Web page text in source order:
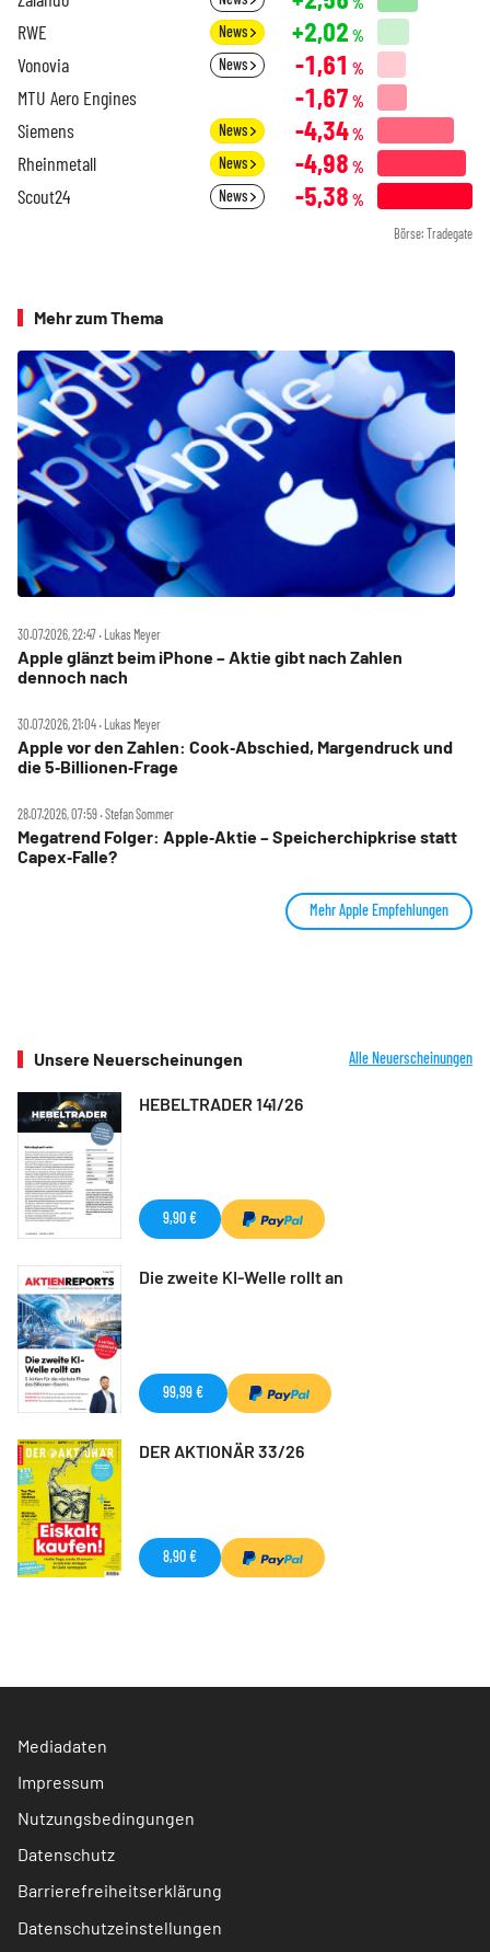
RWE News +2,02 %
Vonovia News -1,61 %
MTU Aero Engines -1,67 %
Siemens News -4,34%
Rheinmetall News -4,98 %
Scout24 News -5,38 %
Börse: Tradegate
Mehr zum Thema
30.07.2026, 22:47 ‧ Lukas Meyer
Apple glänzt beim iPhone – Aktie gibt nach Zahlen
dennoch nach
30.07.2026, 21:04 ‧ Lukas Meyer
Apple vor den Zahlen: Cook‑Abschied, Margendruck und
die 5‑Billionen‑Frage
28.07.2026, 07:59 ‧ Stefan Sommer
Megatrend Folger: Apple‑Aktie – Speicherchipkrise statt
Capex‑Falle?
Mehr Apple Empfehlungen
Unsere Neuerscheinungen Alle Neuerscheinungen
HEBELTRADER 141/26
9,90 €
Die zweite KI-Welle rollt an
99,99 €
DER AKTIONÄR 33/26
8,90 €
Mediadaten
Impressum
Nutzungsbedingungen
Datenschutz
Barrierefreiheitserklärung
Datenschutzeinstellungen